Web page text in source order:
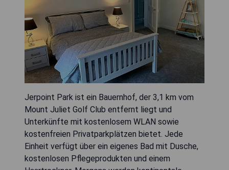
Jerpoint Park ist ein Bauernhof, der 3,1 km vom
Mount Juliet Golf Club entfernt liegt und
Unterkünfte mit kostenlosem WLAN sowie
kostenfreien Privatparkplätzen bietet. Jede
Einheit verfügt über ein eigenes Bad mit Dusche,
kostenlosen Pflegeprodukten und einem